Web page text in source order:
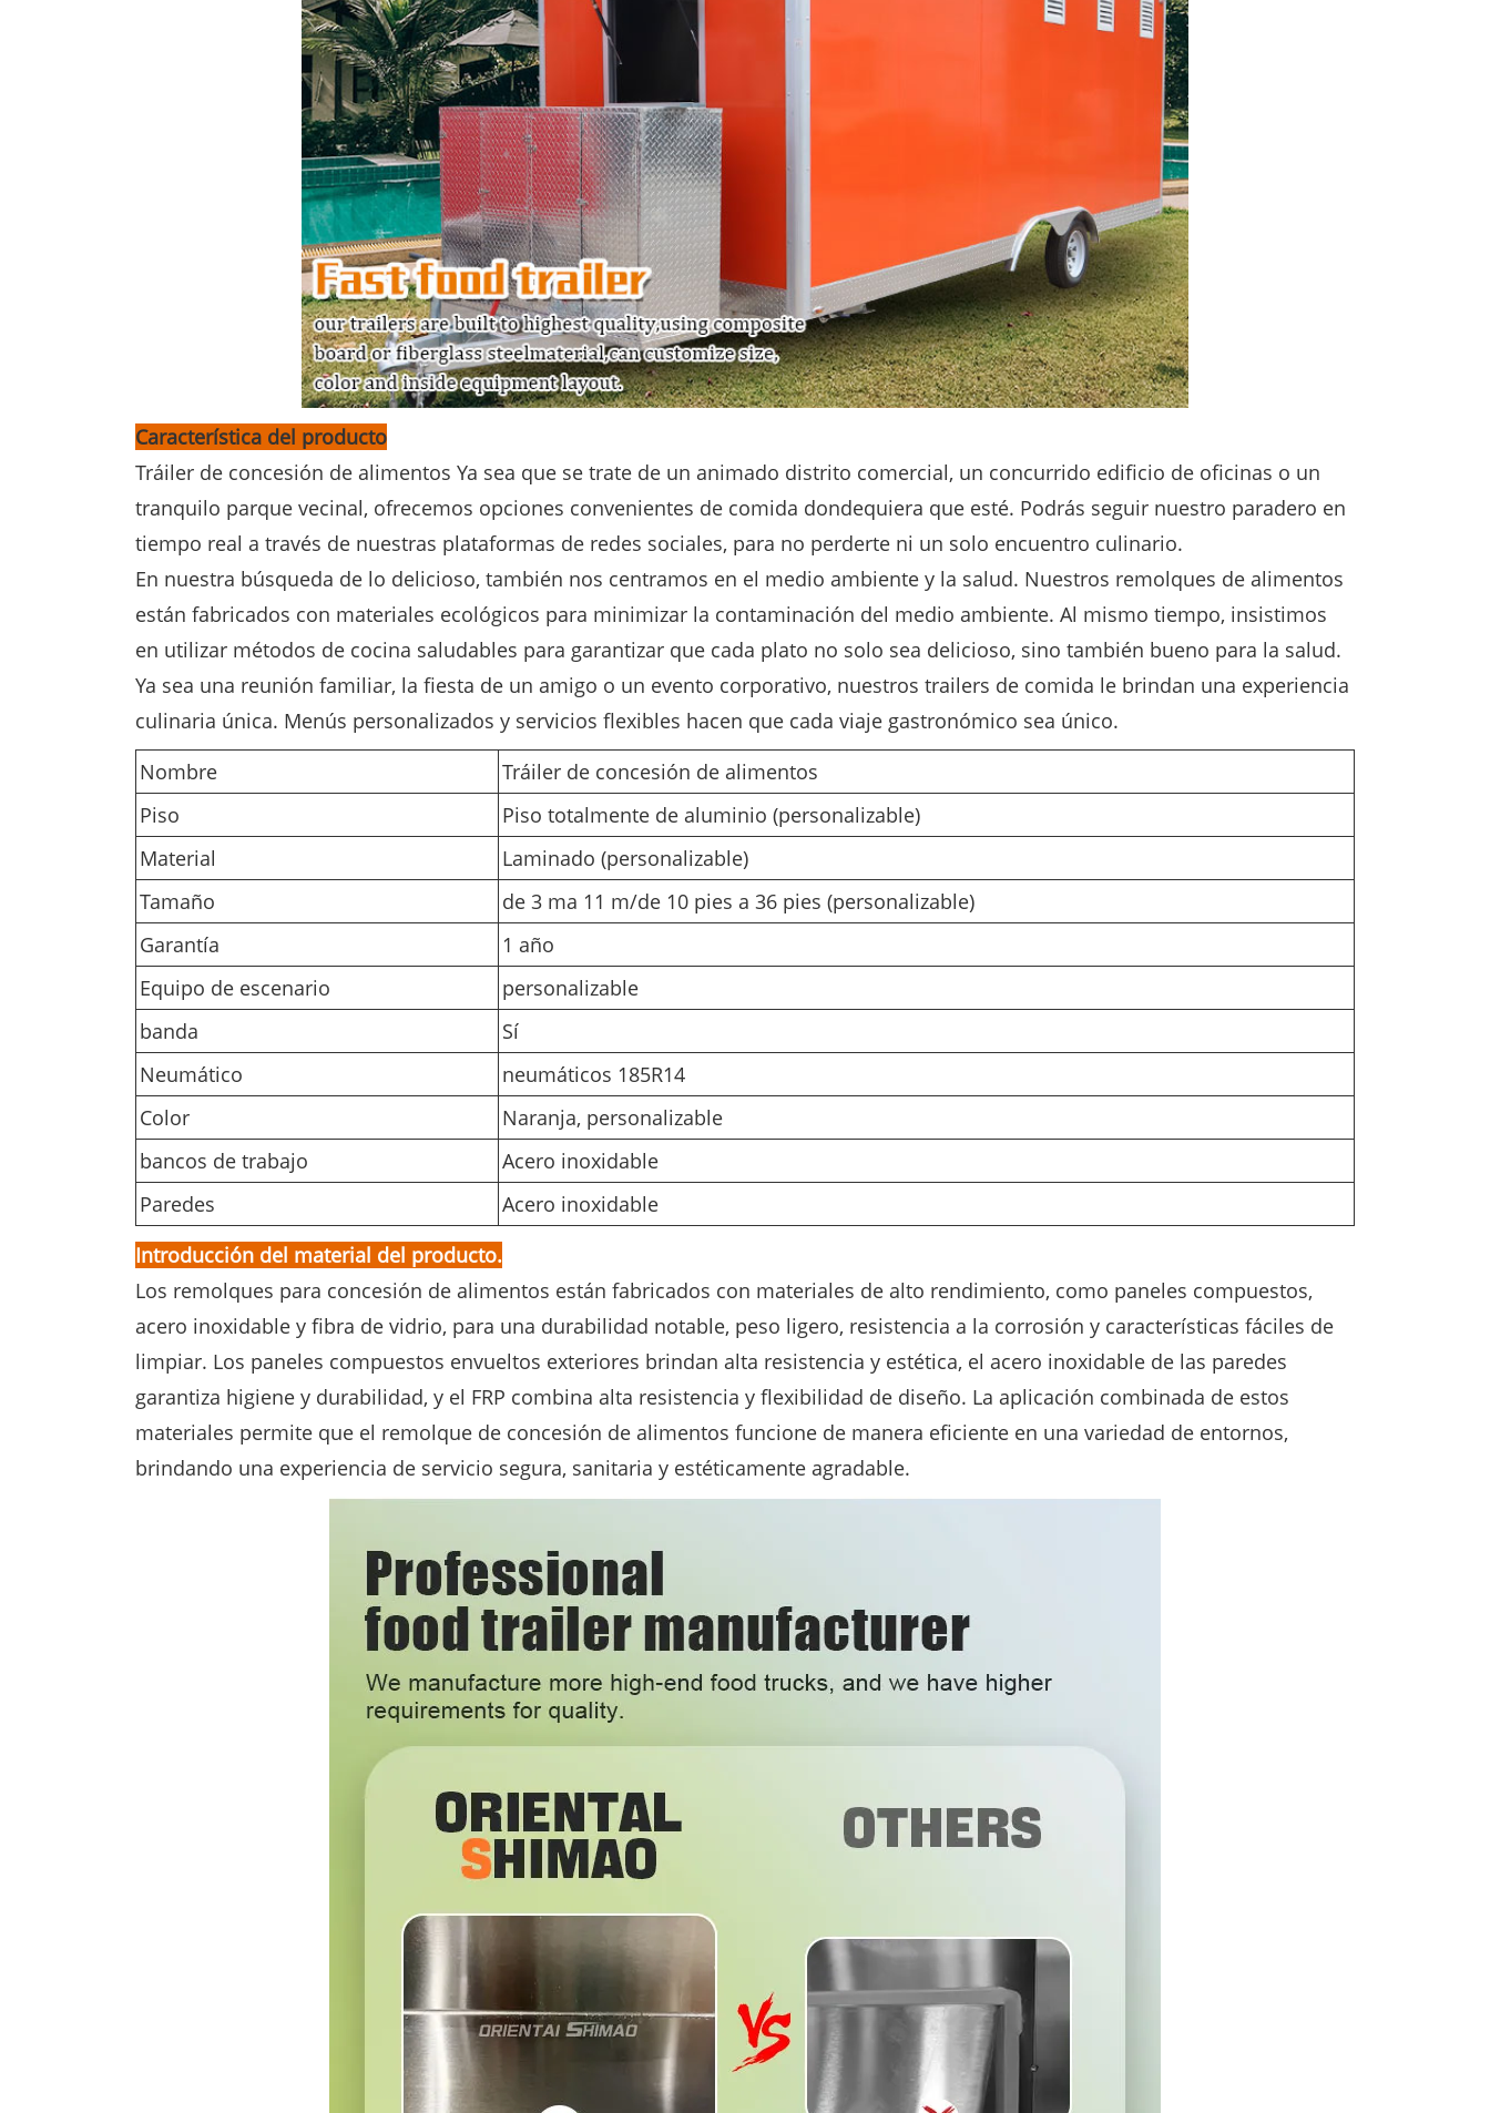
Característica del producto
Tráiler de concesión de alimentos Ya sea que se trate de un animado distrito comercial, un concurrido edificio de oficinas o un
tranquilo parque vecinal, ofrecemos opciones convenientes de comida dondequiera que esté. Podrás seguir nuestro paradero en
tiempo real a través de nuestras plataformas de redes sociales, para no perderte ni un solo encuentro culinario.
En nuestra búsqueda de lo delicioso, también nos centramos en el medio ambiente y la salud. Nuestros remolques de alimentos
están fabricados con materiales ecológicos para minimizar la contaminación del medio ambiente. Al mismo tiempo, insistimos
en utilizar métodos de cocina saludables para garantizar que cada plato no solo sea delicioso, sino también bueno para la salud.
Ya sea una reunión familiar, la fiesta de un amigo o un evento corporativo, nuestros trailers de comida le brindan una experiencia
culinaria única. Menús personalizados y servicios flexibles hacen que cada viaje gastronómico sea único.
Nombre
Tráiler de concesión de alimentos
Piso
Piso totalmente de aluminio (personalizable)
Material
Laminado (personalizable)
Tamaño
de 3 ma 11 m/de 10 pies a 36 pies (personalizable)
Garantía
1 año
Equipo de escenario
personalizable
banda
Sí
Neumático
neumáticos 185R14
Color
Naranja, personalizable
bancos de trabajo
Acero inoxidable
Paredes
Acero inoxidable
Introducción del material del producto.
Los remolques para concesión de alimentos están fabricados con materiales de alto rendimiento, como paneles compuestos,
acero inoxidable y fibra de vidrio, para una durabilidad notable, peso ligero, resistencia a la corrosión y características fáciles de
limpiar. Los paneles compuestos envueltos exteriores brindan alta resistencia y estética, el acero inoxidable de las paredes
garantiza higiene y durabilidad, y el FRP combina alta resistencia y flexibilidad de diseño. La aplicación combinada de estos
materiales permite que el remolque de concesión de alimentos funcione de manera eficiente en una variedad de entornos,
brindando una experiencia de servicio segura, sanitaria y estéticamente agradable.